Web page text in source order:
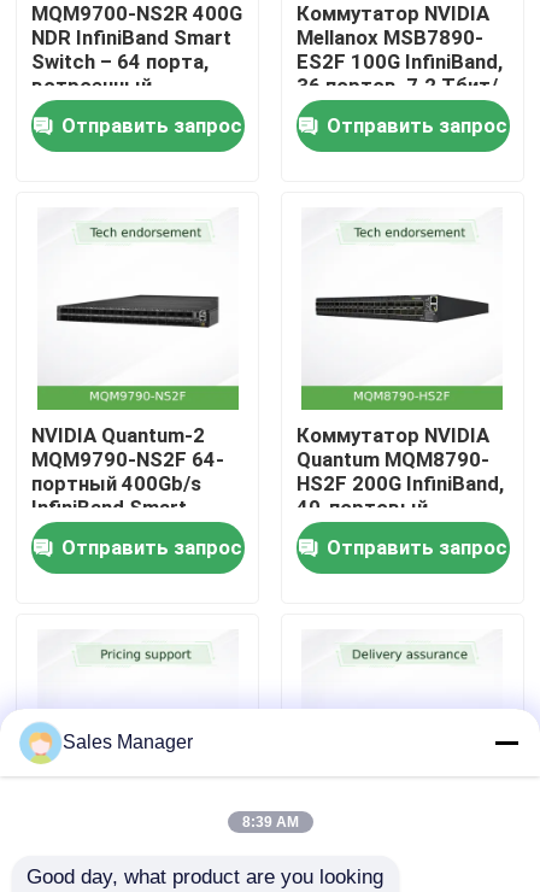
Экскурсия по заводу
Контроль качества
Свяжитесь с нами
Новости
Запросить расценки
MQM9700-NS2R 400G
NDR InfiniBand Smart
Switch – 64 порта,
встроенный
менеджер подсети,
воздушный поток
C2P
Отправить запрос
Коммутатор NVIDIA
Mellanox MSB7890-
ES2F 100G InfiniBand,
36 портов, 7.2 Тбит/
с, неуправляемый, с
воздушным потоком
P2C, готов к UFM
Отправить запрос
NVIDIA Quantum-2
MQM9790-NS2F 64-
портный 400Gb/s
InfiniBand Smart
Switch с пропускной
способностью
51.2Tb/s с
центров обработки
Отправить запрос
Коммутатор NVIDIA
Quantum MQM8790-
HS2F 200G InfiniBand,
40-портовый
неуправляемый,
альтернатива
Mellanox 200 Гбит/с
Отправить запрос
MQM9790-NS2F 64-
NS2F 64-портный
Sales Manager
8:39 AM
Good day, what product are you looking